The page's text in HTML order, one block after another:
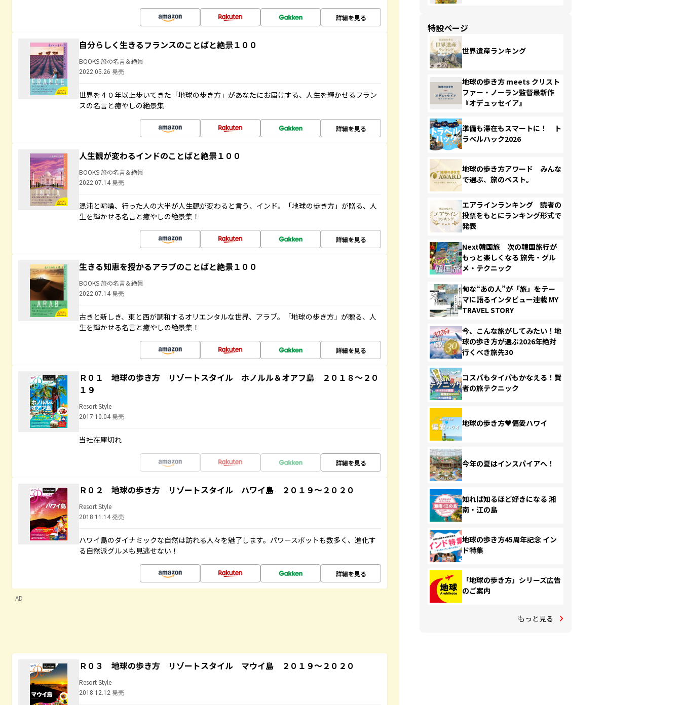
詳細を見る
自分らしく生きるフランスのことばと絶景１００
BOOKS 旅の名言＆絶景
2022.05.26 発売
世界を４０年以上歩いてきた「地球の歩き方」があなたにお届けする、人生を輝かせるフラン
スの名言と癒やしの絶景集
詳細を見る
人生観が変わるインドのことばと絶景１００
BOOKS 旅の名言＆絶景
2022.07.14 発売
混沌と喧噪、行った人の大半が人生観が変わると言う、インド。「地球の歩き方」が贈る、人
生を輝かせる名言と癒やしの絶景集！
詳細を見る
生きる知恵を授かるアラブのことばと絶景１００
BOOKS 旅の名言＆絶景
2022.07.14 発売
古きと新しき、東と西が調和するオリエンタルな世界、アラブ。「地球の歩き方」が贈る、人
生を輝かせる名言と癒やしの絶景集！
詳細を見る
Ｒ０１ 地球の歩き方 リゾートスタイル ホノルル＆オアフ島 ２０１８～２０
１９
Resort Style
2017.10.04 発売
当社在庫切れ
詳細を見る
Ｒ０２ 地球の歩き方 リゾートスタイル ハワイ島 ２０１９～２０２０
Resort Style
2018.11.14 発売
ハワイ島のダイナミックな自然は訪れる人々を魅了します。パワースポットも数多く、進化す
る自然派グルメも見逃せない！
詳細を見る
AD
Ｒ０３ 地球の歩き方 リゾートスタイル マウイ島 ２０１９～２０２０
Resort Style
2018.12.12 発売
特設ページ
世界遺産ランキング
地球の歩き方 meets クリスト
ファー・ノーラン監督最新作
『オデュッセイア』
準備も滞在もスマートに！ ト
ラベルハック2026
地球の歩き方アワード みんな
で選ぶ、旅のベスト。
エアラインランキング 読者の
投票をもとにランキング形式で
発表
Next韓国旅 次の韓国旅行が
もっと楽しくなる 旅先・グル
メ・テクニック
旬な“あの人”が「旅」をテー
マに語るインタビュー連載 MY
TRAVEL STORY
今、こんな旅がしてみたい！地
球の歩き方が選ぶ2026年絶対
行くべき旅先30
コスパもタイパもかなえる！賢
者の旅テクニック
地球の歩き方♥偏愛ハワイ
今年の夏はインスパイアへ！
知れば知るほど好きになる 湘
南・江の島
地球の歩き方45周年記念 イン
ド特集
「地球の歩き方」シリーズ広告
のご案内
もっと見る